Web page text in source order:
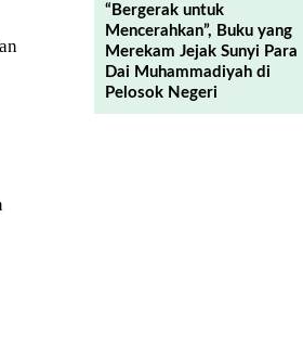
“Bergerak untuk
Mencerahkan”, Buku yang
Merekam Jejak Sunyi Para
Dai Muhammadiyah di
Pelosok Negeri